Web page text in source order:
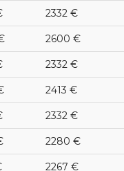
2332 €
2600 €
2332 €
2413 €
2332 €
2280 €
2267 €